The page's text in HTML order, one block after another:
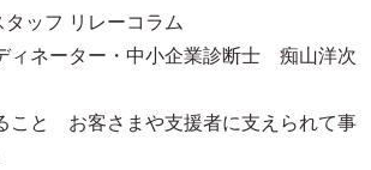
タッフ リレーコラム
ィネーター・中小企業診断士 痴山洋次
こと お客さまや支援者に支えられて事